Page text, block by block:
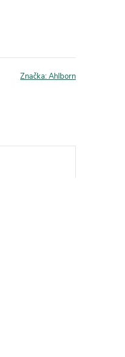
Značka:Ahlborn